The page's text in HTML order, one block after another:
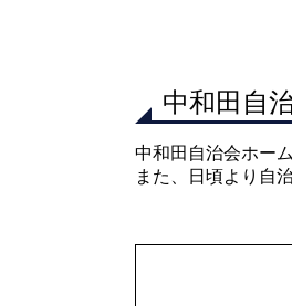
中和田自
中和田自治会ホー
また、日頃より自